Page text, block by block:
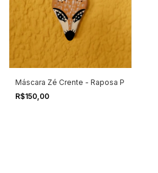
Máscara Zé Crente - Raposa P
R$150,00